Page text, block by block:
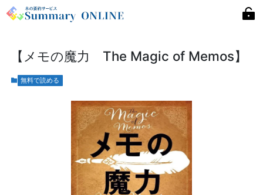
【メモの魔力 The Magic of Memos】
無料で読める